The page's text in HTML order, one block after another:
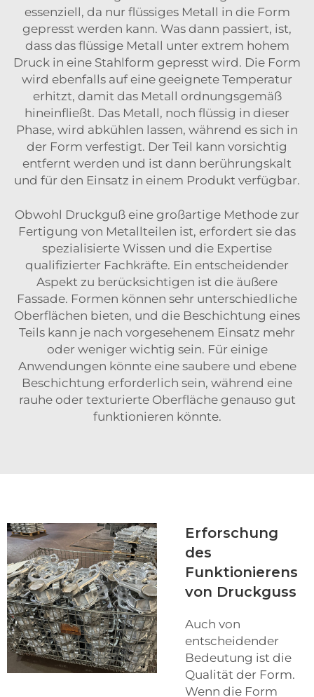
essenziell, da nur flüssiges Metall in die Form
gepresst werden kann. Was dann passiert, ist,
dass das flüssige Metall unter extrem hohem
Druck in eine Stahlform gepresst wird. Die Form
wird ebenfalls auf eine geeignete Temperatur
erhitzt, damit das Metall ordnungsgemäß
hineinfließt. Das Metall, noch flüssig in dieser
Phase, wird abkühlen lassen, während es sich in
der Form verfestigt. Der Teil kann vorsichtig
entfernt werden und ist dann berührungskalt
und für den Einsatz in einem Produkt verfügbar.
Obwohl Druckguß eine großartige Methode zur
Fertigung von Metallteilen ist, erfordert sie das
spezialisierte Wissen und die Expertise
qualifizierter Fachkräfte. Ein entscheidender
Aspekt zu berücksichtigen ist die äußere
Fassade. Formen können sehr unterschiedliche
Oberflächen bieten, und die Beschichtung eines
Teils kann je nach vorgesehenem Einsatz mehr
oder weniger wichtig sein. Für einige
Anwendungen könnte eine saubere und ebene
Beschichtung erforderlich sein, während eine
rauhe oder texturierte Oberfläche genauso gut
funktionieren könnte.
Erforschung
des
Funktionierens
von Druckguss
Auch von
entscheidender
Bedeutung ist die
Qualität der Form.
Wenn die Form